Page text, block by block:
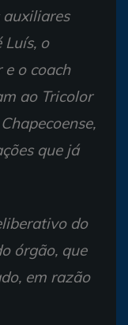
auxiliares
o
o coach
ao Tricolor
que já
do
órgão, que
em razão